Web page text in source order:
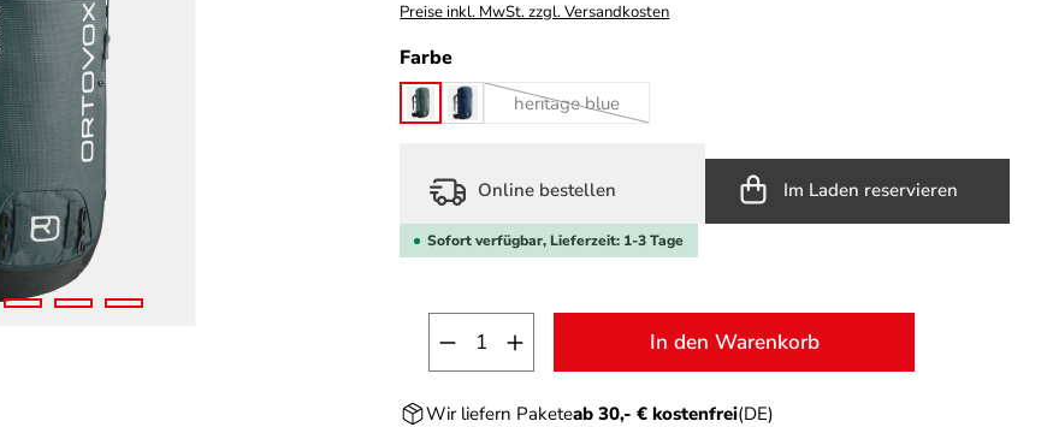
Preise inkl. MwSt. zzgl. Versandkosten
Farbeauswählen
arctic greydeep ocean
heritage blue
(Diese Option ist zurzeit nicht verfügbar.)
Online bestellen Im Laden reservieren
Sofort verfügbar, Lieferzeit: 1-3 Tage
Produkt Anzahl: Gib den gewünschten Wert
In den Warenkorb
Wir liefern Paketeab 30,- € kostenfrei(DE)